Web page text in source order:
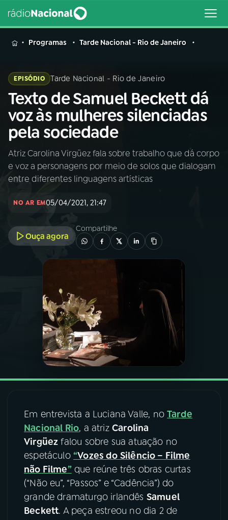
MENU
Buscar
na
Rádio
Nacional
Buscar
AO VIVO
PROGRAMAS
PODCASTS
VIDEOCASTS
FESTIVAL DE MÚSICA
ACOMPANHE A RÁDIO NACIONAL
Instagram X
Programas Tarde Nacional - Rio de Janeiro
EPISÓDIO Tarde Nacional - Rio de Janeiro
Texto de Samuel Beckett dá
voz às mulheres silenciadas
pela sociedade
Atriz Carolina Virgüez fala sobre trabalho que dá corpo
e voz a personagens por meio de solos que dialogam
entre diferentes linguagens artísticas
NO AR EM05/04/2021, 21:47
Ouça agora
Compartilhe
Em entrevista a Luciana Valle, noTarde
Nacional Rio, a atriz Carolina
Virgüez falou sobre sua atuação no
espetáculo “Vozes do Silêncio – Filme
não Filme”que reúne três obras curtas
(“Não eu”, “Passos” e “Cadência”) do
grande dramaturgo irlandês Samuel
Beckett. A peça estreou no dia 2 de